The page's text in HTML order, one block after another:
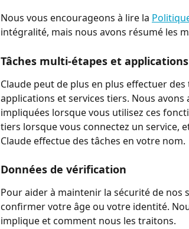
Nous vous encourageons à lire la
intégralité, mais nous avons résumé les
Tâches multi-étapes et
Claude peut de plus en plus effectuer
applications et services tiers. Nous
impliquées lorsque vous utilisez ces
tiers lorsque vous connectez un service,
Claude effectue des tâches en votre nom.
Données de vérification
Pour aider à maintenir la sécurité de nos
confirmer votre âge ou votre identité.
implique et comment nous les traitons.